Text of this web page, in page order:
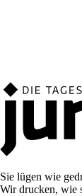
Sie lügen wie
Wir drucken, wie